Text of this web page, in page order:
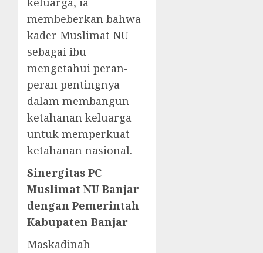
membeberkan bahwa
kader Muslimat NU
sebagai ibu
mengetahui peran-
peran pentingnya
dalam membangun
ketahanan keluarga
untuk memperkuat
ketahanan nasional.
Sinergitas PC
Muslimat NU Banjar
dengan Pemerintah
Kabupaten Banjar
Maskadinah